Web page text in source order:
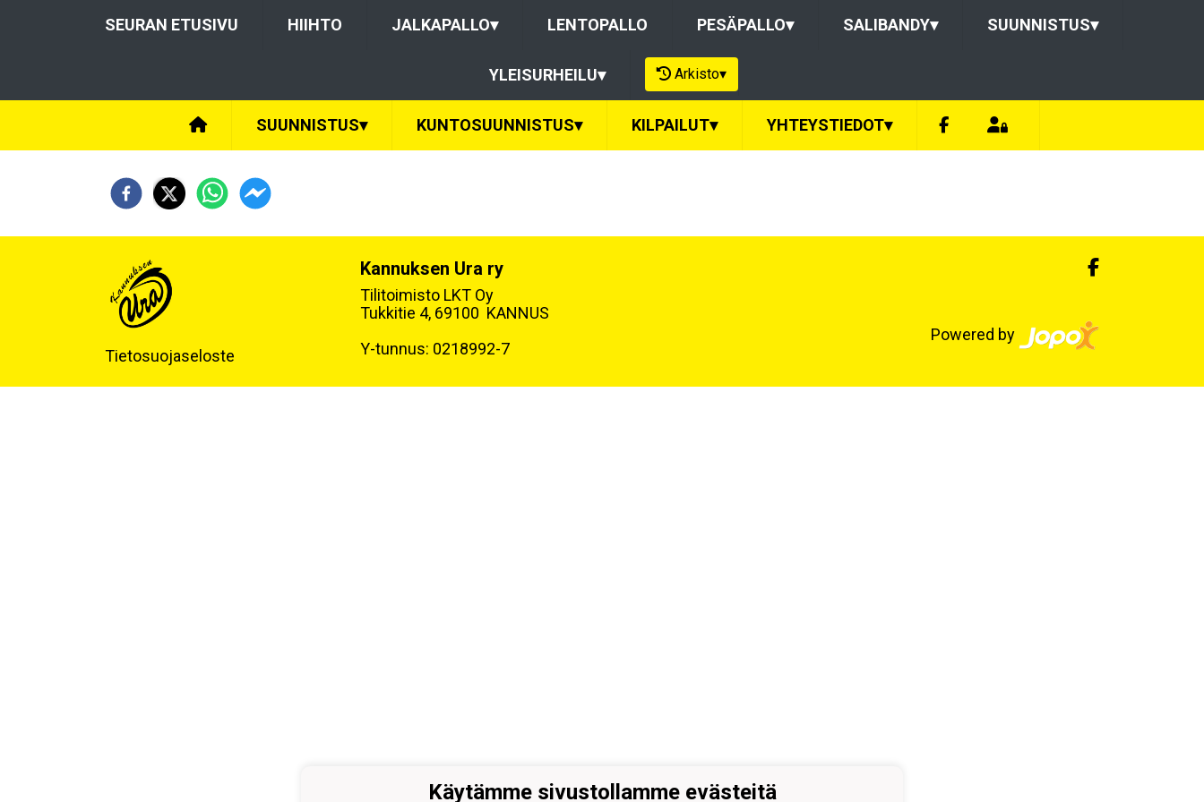
SEURAN ETUSIVU HIIHTO JALKAPALLO▾ LENTOPALLO PESÄPALLO▾ SALIBANDY▾ SUUNNISTUS▾
YLEISURHEILU▾ Arkisto▾
SUUNNISTUS▾ KUNTOSUUNNISTUS▾ KILPAILUT▾ YHTEYSTIEDOT▾
Tietosuojaseloste
Kannuksen Ura ry
Tilitoimisto LKT Oy
Tukkitie 4, 69100 KANNUS
Y-tunnus: 0218992-7
Powered by
Käytämme sivustollamme evästeitä